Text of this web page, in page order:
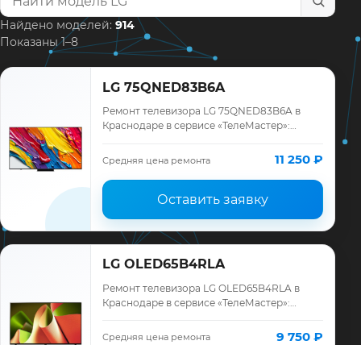
Найти модель телевизора
Найдено моделей: 914
Показаны 1–8
LG 75QNED83B6A
Ремонт телевизора LG 75QNED83B6A в
Краснодаре в сервисе «ТелеМастер»:
запчасти и гарантия до 12 месяцев.
Средняя цена ремонта 11 250 ₽
Оставить заявку
LG OLED65B4RLA
Ремонт телевизора LG OLED65B4RLA в
Краснодаре в сервисе «ТелеМастер»:
запчасти и гарантия до 12 месяцев.
Средняя цена ремонта 9 750 ₽